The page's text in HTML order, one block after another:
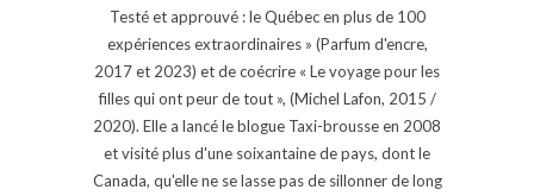
Testé et approuvé : le Québec en plus de 100
expériences extraordinaires » (Parfum d'encre,
2017 et 2023) et de coécrire « Le voyage pour les
filles qui ont peur de tout », (Michel Lafon, 2015 /
2020). Elle a lancé le blogue Taxi-brousse en 2008
et visité plus d'une soixantaine de pays, dont le
Canada, qu'elle ne se lasse pas de sillonner de long